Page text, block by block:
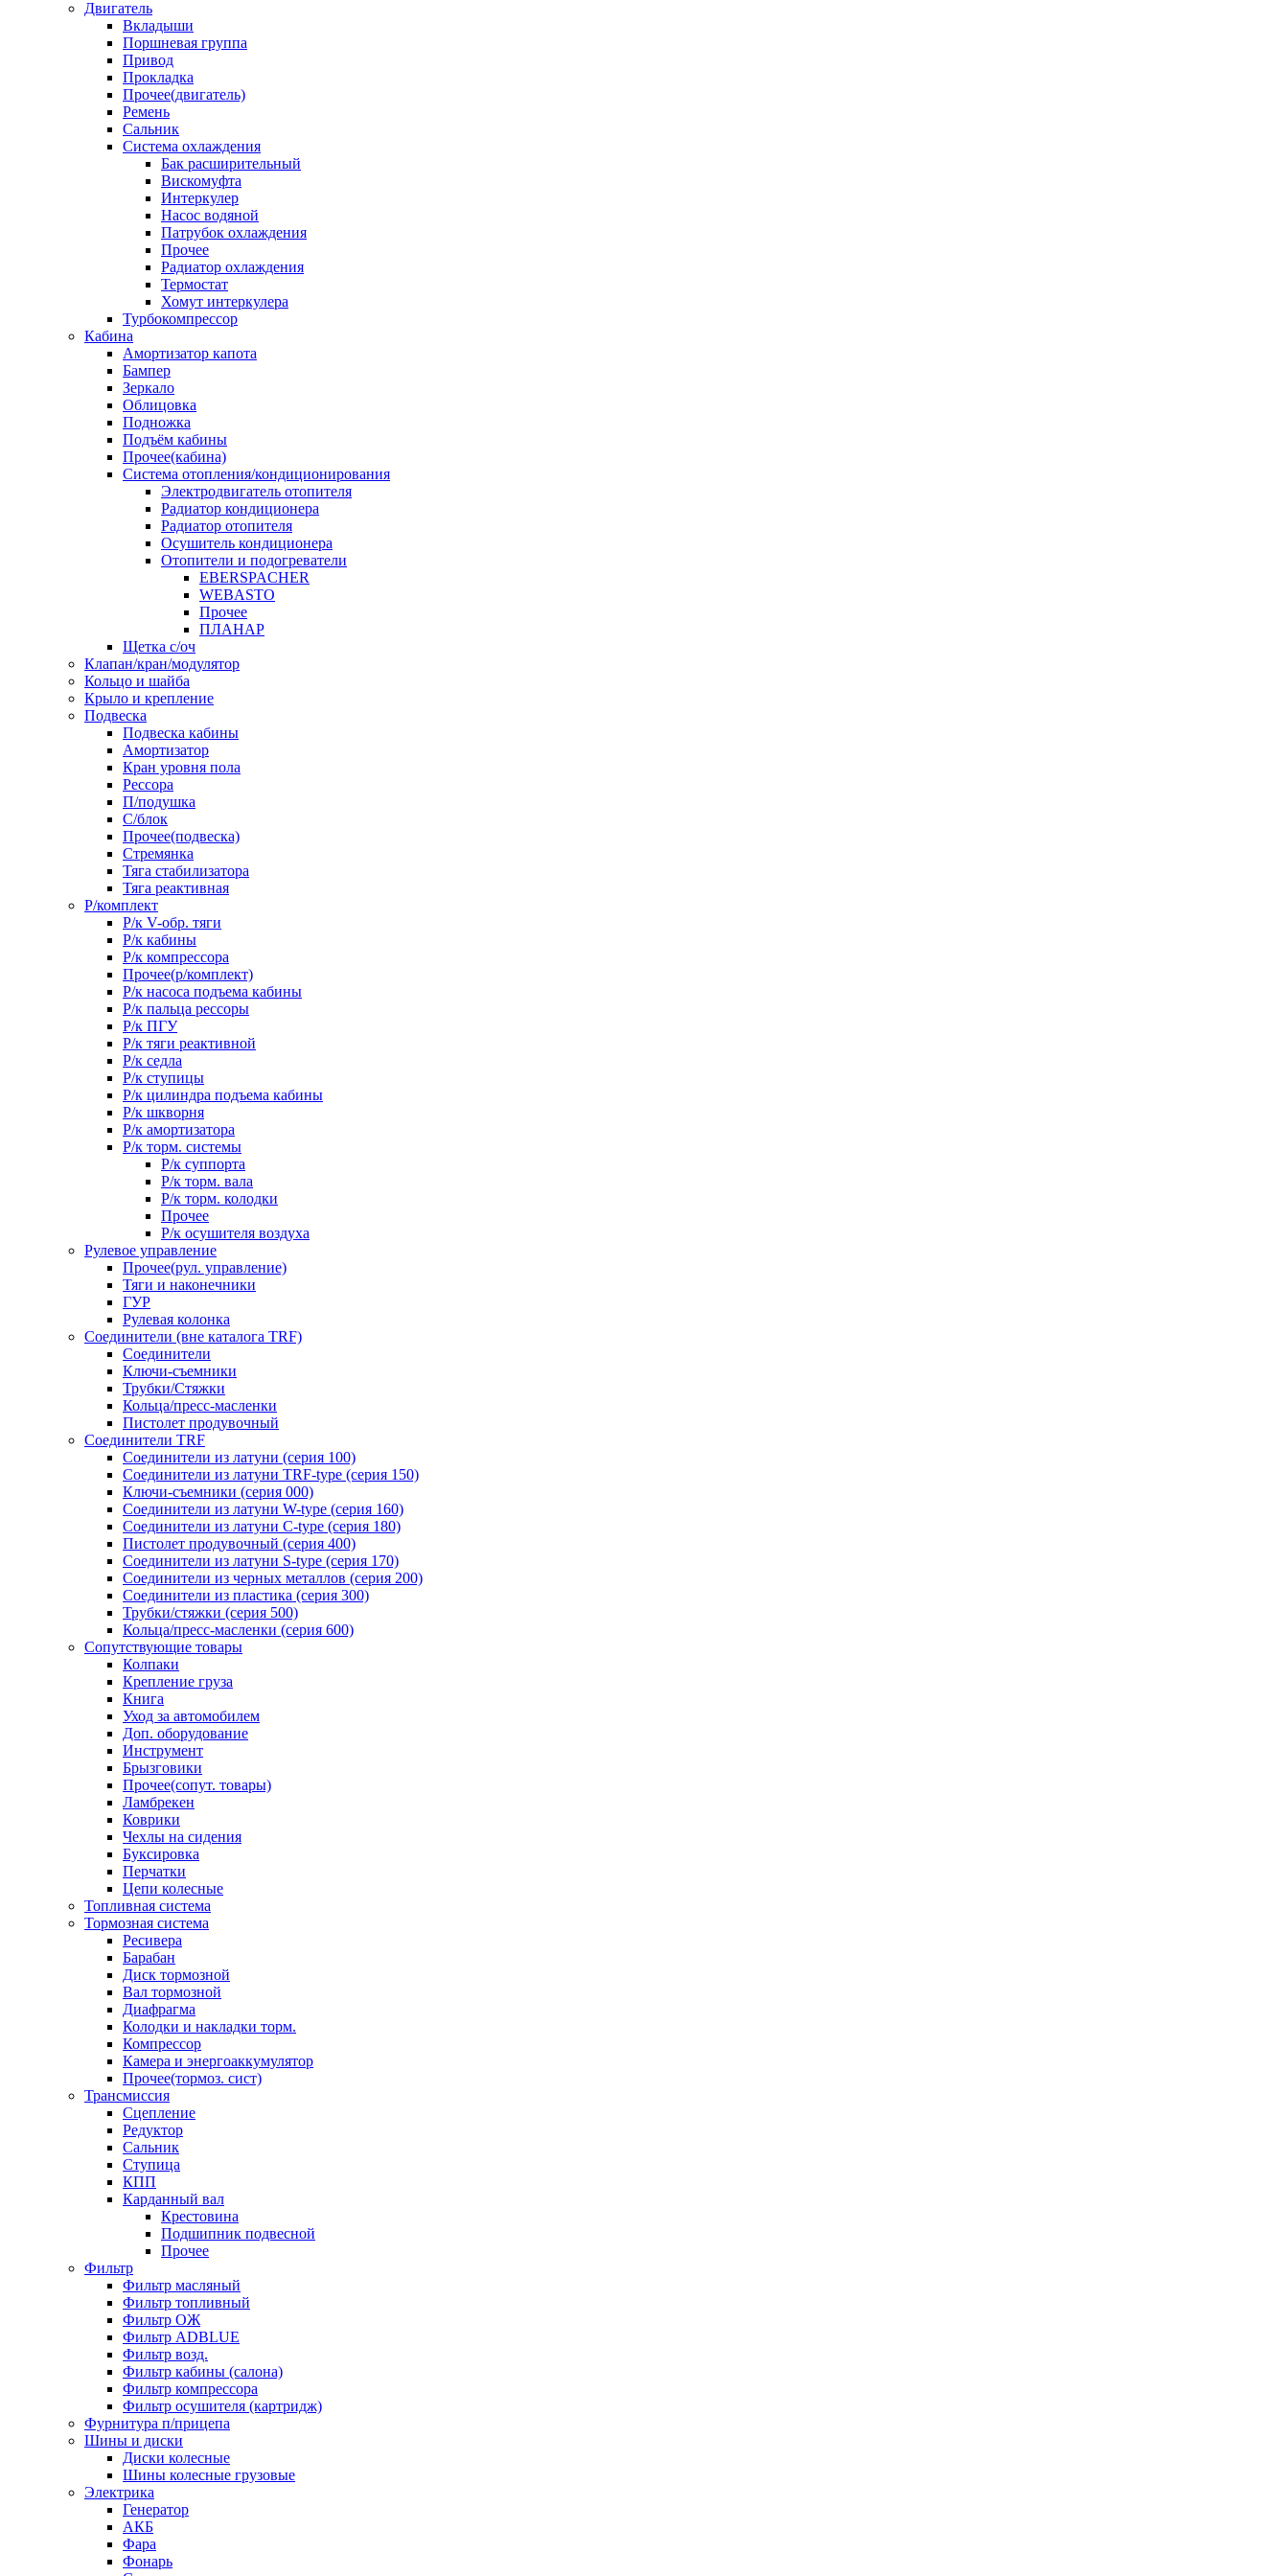
Двигатель
Вкладыши
Поршневая группа
Привод
Прокладка
Прочее(двигатель)
Ремень
Сальник
Система охлаждения
Бак расширительный
Вискомуфта
Интеркулер
Насос водяной
Патрубок охлаждения
Прочее
Радиатор охлаждения
Термостат
Хомут интеркулера
Турбокомпрессор
Кабина
Амортизатор капота
Бампер
Зеркало
Облицовка
Подножка
Подъём кабины
Прочее(кабина)
Система отопления/кондиционирования
Электродвигатель отопителя
Радиатор кондиционера
Радиатор отопителя
Осушитель кондиционера
Отопители и подогреватели
EBERSPACHER
WEBASTO
Прочее
ПЛАНАР
Щетка с/оч
Клапан/кран/модулятор
Кольцо и шайба
Крыло и крепление
Подвеска
Подвеска кабины
Амортизатор
Кран уровня пола
Рессора
П/подушка
С/блок
Прочее(подвеска)
Стремянка
Тяга стабилизатора
Тяга реактивная
Р/комплект
Р/к V-обр. тяги
Р/к кабины
Р/к компрессора
Прочее(р/комплект)
Р/к насоса подъема кабины
Р/к пальца рессоры
Р/к ПГУ
Р/к тяги реактивной
Р/к седла
Р/к ступицы
Р/к цилиндра подъема кабины
Р/к шкворня
Р/к амортизатора
Р/к торм. системы
Р/к суппорта
Р/к торм. вала
Р/к торм. колодки
Прочее
Р/к осушителя воздуха
Рулевое управление
Прочее(рул. управление)
Тяги и наконечники
ГУР
Рулевая колонка
Соединители (вне каталога TRF)
Соединители
Ключи-cъемники
Трубки/Стяжки
Кольца/пресс-масленки
Пистолет продувочный
Соединители TRF
Соединители из латуни (серия 100)
Соединители из латуни TRF-type (серия 150)
Ключи-съемники (серия 000)
Соединители из латуни W-type (серия 160)
Соединители из латуни С-type (серия 180)
Пистолет продувочный (серия 400)
Соединители из латуни S-type (серия 170)
Соединители из черных металлов (серия 200)
Соединители из пластика (серия 300)
Трубки/стяжки (серия 500)
Кольца/пресс-масленки (серия 600)
Сопутствующие товары
Колпаки
Крепление груза
Книга
Уход за автомобилем
Доп. оборудование
Инструмент
Брызговики
Прочее(сопут. товары)
Ламбрекен
Коврики
Чехлы на сидения
Буксировка
Перчатки
Цепи колесные
Топливная система
Тормозная система
Ресивера
Барабан
Диск тормозной
Вал тормозной
Диафрагма
Колодки и накладки торм.
Компрессор
Камера и энергоаккумулятор
Прочее(тормоз. сист)
Трансмиссия
Сцепление
Редуктор
Сальник
Ступица
КПП
Карданный вал
Крестовина
Подшипник подвесной
Прочее
Фильтр
Фильтр масляный
Фильтр топливный
Фильтр ОЖ
Фильтр ADBLUE
Фильтр возд.
Фильтр кабины (салона)
Фильтр компрессора
Фильтр осушителя (картридж)
Фурнитура п/прицепа
Шины и диски
Диски колесные
Шины колесные грузовые
Электрика
Генератор
АКБ
Фара
Фонарь